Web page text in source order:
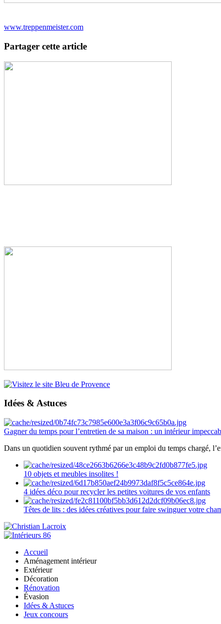
www.treppenmeister.com
Partager cette article
Idées & Astuces
Gagner du temps pour l’entretien de sa maison : un intérieur
Dans un quotidien souvent rythmé par un emploi du temps chargé,
10 objets et meubles insolites !
4 idées déco pour recycler les petites voitures de vos enfants
Têtes de lits : des idées créatives pour faire swinguer votre
Accueil
Aménagement intérieur
Extérieur
Décoration
Rénovation
Évasion
Idées & Astuces
Jeux concours